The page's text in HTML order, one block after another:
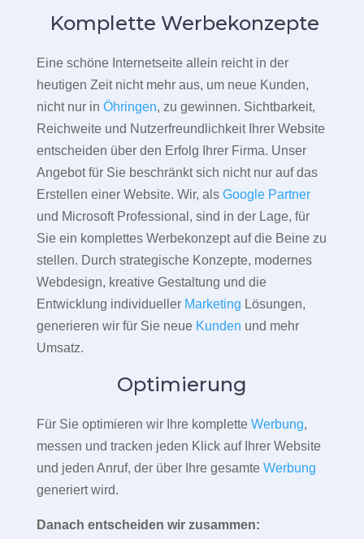
Komplette Werbekonzepte
Eine schöne Internetseite allein reicht in der
heutigen Zeit nicht mehr aus, um neue Kunden,
nicht nur in Öhringen, zu gewinnen. Sichtbarkeit,
Reichweite und Nutzerfreundlichkeit Ihrer Website
entscheiden über den Erfolg Ihrer Firma. Unser
Angebot für Sie beschränkt sich nicht nur auf das
Erstellen einer Website. Wir, als Google Partner
und Microsoft Professional, sind in der Lage, für
Sie ein komplettes Werbekonzept auf die Beine zu
stellen. Durch strategische Konzepte, modernes
Webdesign, kreative Gestaltung und die
Entwicklung individueller Marketing Lösungen,
generieren wir für Sie neue Kunden und mehr
Umsatz.
Optimierung
Für Sie optimieren wir Ihre komplette Werbung,
messen und tracken jeden Klick auf Ihrer Website
und jeden Anruf, der über Ihre gesamte Werbung
generiert wird.
Danach entscheiden wir zusammen: